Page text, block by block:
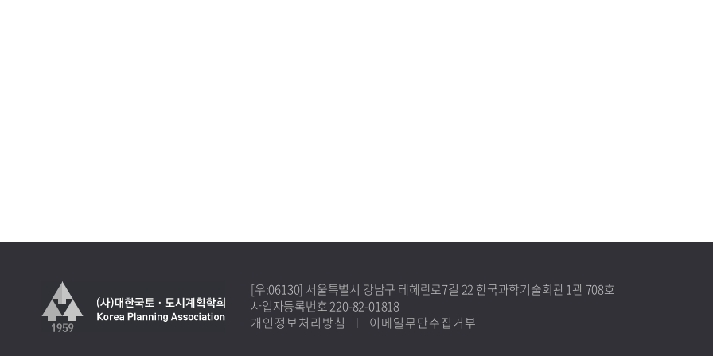
[우:06130] 서울특별시 강남구 테헤란로7길 22 한국과학기술회관 1관 708호
사업자등록번호 220-82-01818
개인정보처리방침
이메일무단수집거부